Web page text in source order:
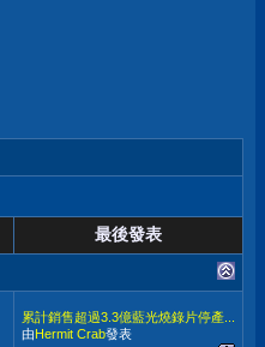
最後發表
累計銷售超過3.3億藍光燒錄片停產...
由Hermit Crab發表